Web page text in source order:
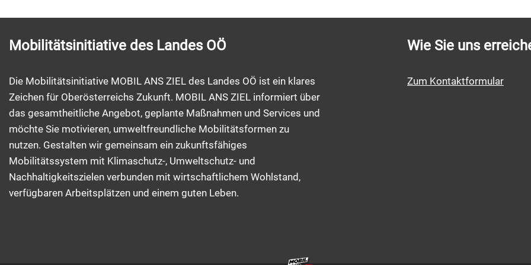
Mobilitätsinitiative des Landes OÖ
Die Mobilitätsinitiative MOBIL ANS ZIEL des Landes OÖ ist ein klares
Zeichen für Oberösterreichs Zukunft. MOBIL ANS ZIEL informiert über
das gesamtheitliche Angebot, geplante Maßnahmen und Services und
möchte Sie motivieren, umweltfreundliche Mobilitätsformen zu
nutzen. Gestalten wir gemeinsam ein zukunftsfähiges
Mobilitätssystem mit Klimaschutz-, Umweltschutz- und
Nachhaltigkeitszielen verbunden mit wirtschaftlichem Wohlstand,
verfügbaren Arbeitsplätzen und einem guten Leben.
Wie Sie uns
Zum Kontaktformular